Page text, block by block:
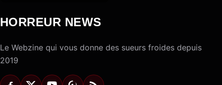
HORREUR NEWS
Le Webzine qui vous donne des sueurs froides depuis
2019